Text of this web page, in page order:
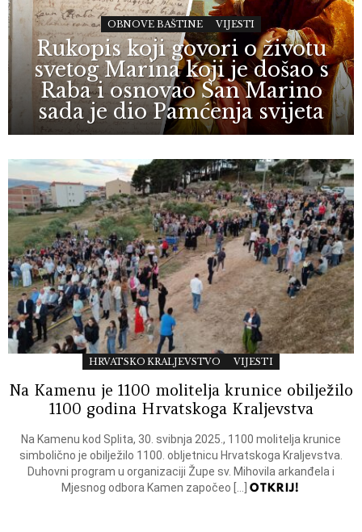
OBNOVE BAŠTINE VIJESTI
Rukopis koji govori o životu
svetog Marina koji je došao s
Raba i osnovao San Marino
sada je dio Pamćenja svijeta
HRVATSKO KRALJEVSTVO VIJESTI
Na Kamenu je 1100 molitelja krunice obilježilo
1100 godina Hrvatskoga Kraljevstva
Na Kamenu kod Splita, 30. svibnja 2025., 1100 molitelja krunice
simbolično je obilježilo 1100. obljetnicu Hrvatskoga Kraljevstva.
Duhovni program u organizaciji Župe sv. Mihovila arkanđela i
Mjesnog odbora Kamen započeo […]OTKRIJ!